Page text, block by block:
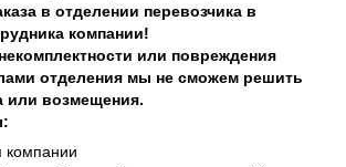
в отделении перевозчика в
компании!
или повреждения
отделения мы не сможем решить
или возмещения.
компании